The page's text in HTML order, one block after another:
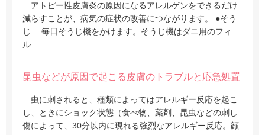
アトピー性皮膚炎の原因になるアレルゲンをできるだけ
減らすことが、病気の症状の改善につながります。 ●そう
じ 毎日そうじ機をかけます。そうじ機はダニ用のフィ
ル…
昆虫などが原因で起こる皮膚のトラブルと応急処置
虫に刺されると、種類によってはアレルギー反応を起こ
し、ときにショック状態（食べ物、薬剤、昆虫などの刺し
傷によって、30分以内に現れる強烈なアレルギー反応。顔